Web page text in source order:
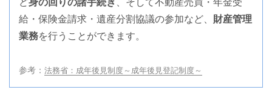
給・保険金請求・遺産分割協議の参加など、 財産管理
業務を行うことができます。
参考： 法務省：成年後見制度～成年後見登記制度～